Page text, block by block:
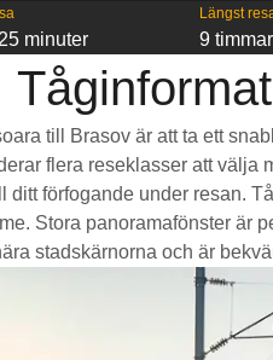
minuter
Längst
9
till Brasov är att ta ett
flera reseklasser att
förfogande under resan.
Stora panoramafönster
stadskärnorna och är